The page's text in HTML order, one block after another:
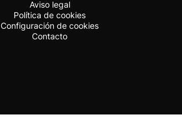
Aviso legal
Política de cookies
Configuración de cookies
Contacto